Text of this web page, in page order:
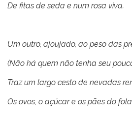
De fitas de seda e num rosa viva.
Um outro, ajoujado, ao peso das
(Não há quem não tenha seu
Traz um largo cesto de nevadas
Os ovos, o açúcar e os pães do